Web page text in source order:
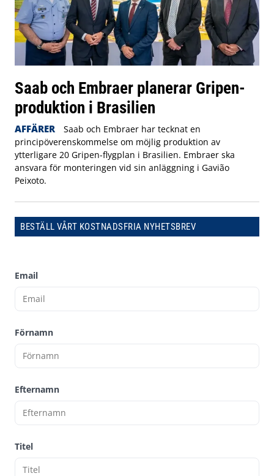
Saab och Embraer planerar Gripen-
produktion i Brasilien
AFFÄRER
Saab och Embraer har tecknat en
principöverenskommelse om möjlig produktion av
ytterligare 20 Gripen-flygplan i Brasilien. Embraer ska
ansvara för monteringen vid sin anläggning i Gavião
Peixoto.
BESTÄLL VÅRT KOSTNADSFRIA NYHETSBREV
Email
Förnamn
Efternamn
Titel